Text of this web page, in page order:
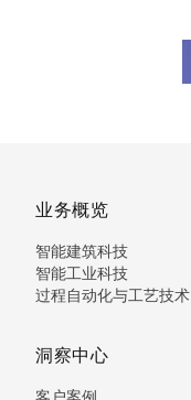
业务概览
智能建筑科技
智能工业科技
过程自动化与工艺技术
洞察中心